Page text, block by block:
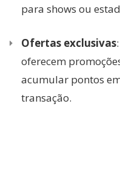
para shows ou
Ofertas exclusivas
oferecem
acumular pontos
transação.